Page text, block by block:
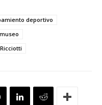
deportivo
museo